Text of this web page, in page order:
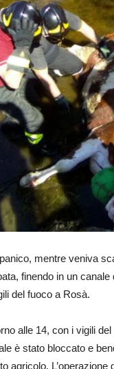
mentre veniva
finendo in un
del fuoco a Rosà.
alle 14, con i vigili
è stato bloccato e
agricolo.